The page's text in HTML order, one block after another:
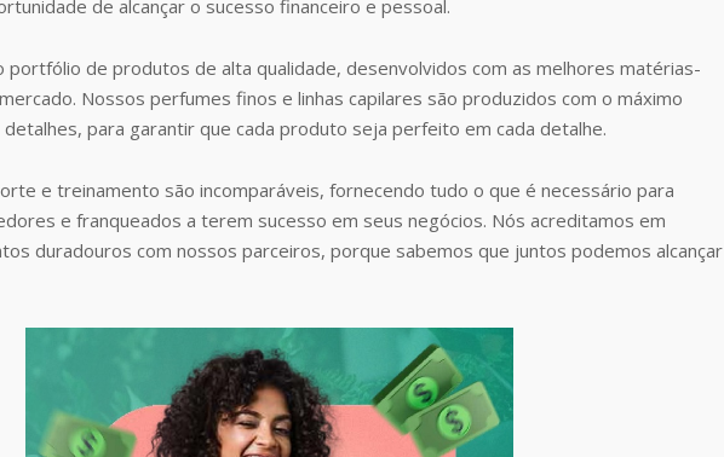
de alcançar o sucesso financeiro e pessoal.
portfólio de produtos de alta qualidade, desenvolvidos com as melhores matérias-
Nossos perfumes finos e linhas capilares são produzidos com o máximo
para garantir que cada produto seja perfeito em cada detalhe.
e treinamento são incomparáveis, fornecendo tudo o que é necessário para
e franqueados a terem sucesso em seus negócios. Nós acreditamos em
duradouros com nossos parceiros, porque sabemos que juntos podemos alcançar